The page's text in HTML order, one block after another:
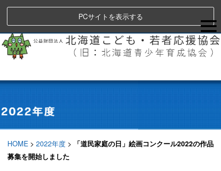
PCサイトを表示する
HOME > 2022年度 >
「道民家庭の日」絵画コンクール2022の作品
募集を開始しました